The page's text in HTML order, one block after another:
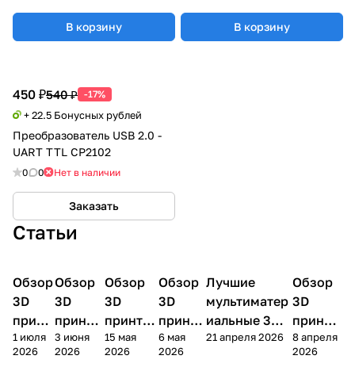
В корзину В корзину
450 ₽540 ₽ -17%
+ 22.5 Бонусных рублей
Преобразователь USB 2.0 -
UART TTL CP2102
0 0 Нет в наличии
Заказать
Статьи
3D
принтеры
Обзор
3D
принт
ера
Bamb
1 июля
2026
3D
принтеры
Обзор
3D
принте
ра
Anycubi
3 июня
2026
3D
принтеры
Обзор
3D
принтер
а
FlashFo
15 мая
2026
3D
принтеры
Обзор
3D
принте
ра
Bambu
6 мая
2026
3D принтеры
Лучшие
мультиматер
иальные 3D
принтеры на
21 апреля 2026
3D
Обзор
3D
принте
ра
FlashF
8 апреля
2026